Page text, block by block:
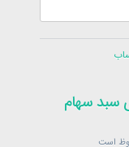
سبد سهام
است
سبد سهام
سبد سهام
است